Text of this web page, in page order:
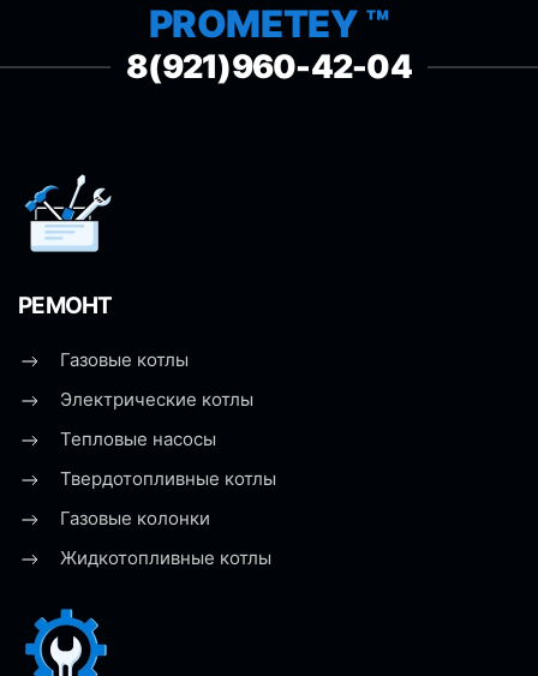
PROMETEY ™
8(921)960-42-04
РЕМОНТ
Газовые котлы
Электрические котлы
Тепловые насосы
Твердотопливные котлы
Газовые колонки
Жидкотопливные котлы